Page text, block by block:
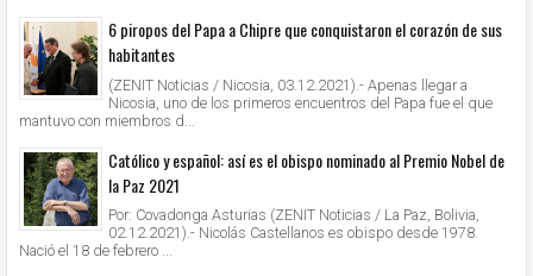
6 piropos del Papa a Chipre que conquistaron el corazón de sus
habitantes
(ZENIT Noticias / Nicosia, 03.12.2021).- Apenas llegar a
Nicosia, uno de los primeros encuentros del Papa fue el que
mantuvo con miembros d...
Católico y español: así es el obispo nominado al Premio Nobel de
la Paz 2021
Por: Covadonga Asturias (ZENIT Noticias / La Paz, Bolivia,
02.12.2021).- Nicolás Castellanos es obispo desde 1978.
Nació el 18 de febrero ...